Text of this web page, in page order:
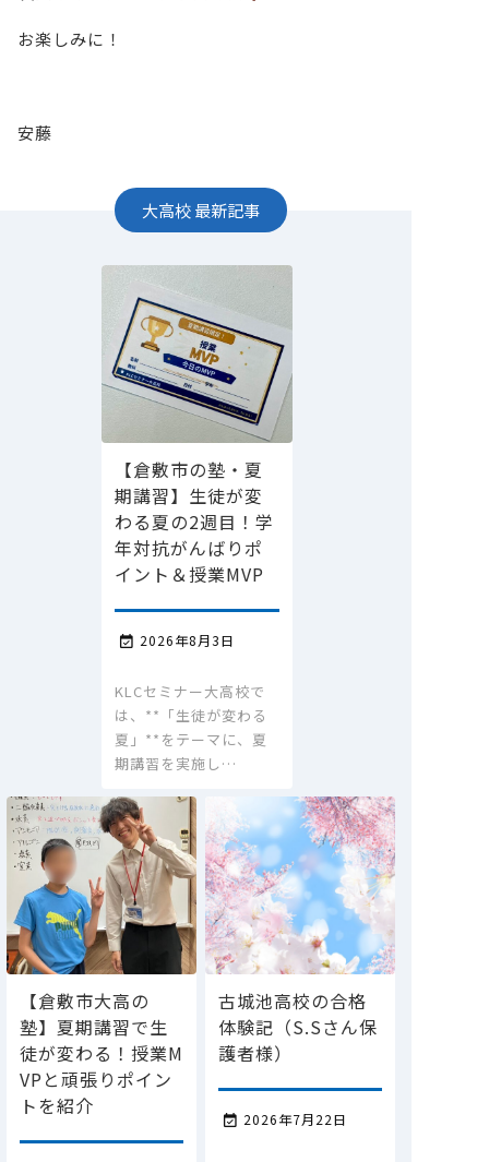
お楽しみに！
安藤
大高校最新記事
【倉敷市の塾・夏
期講習】生徒が変
わる夏の2週目！学
年対抗がんばりポ
イント＆授業MVP
 2026年8月3日
KLCセミナー大高校で
は、**「生徒が変わる
夏」**をテーマに、夏
期講習を実施し…
【倉敷市大高の
塾】夏期講習で生
徒が変わる！授業M
VPと頑張りポイン
トを紹介
古城池高校の合格
体験記（S.Sさん保
護者様）
 2026年7月22日